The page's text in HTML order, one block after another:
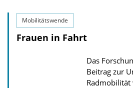
l
a
d
Mobilitätswende
Frauen in Fahrt
Das
Beitrag zur